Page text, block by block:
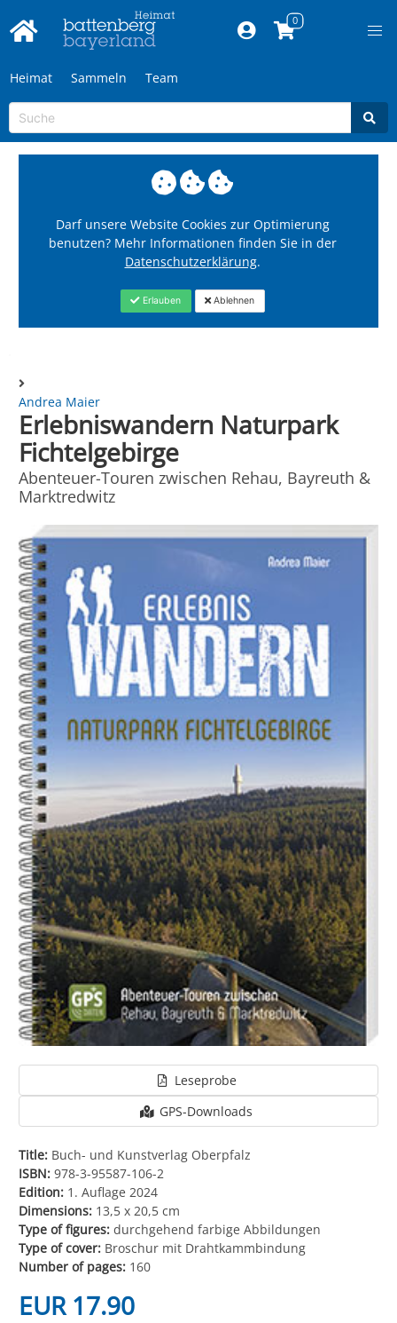
Heimat Sammeln Team
Darf unsere Website Cookies zur Optimierung
benutzen? Mehr Informationen finden Sie in der
Datenschutzerklärung.
Erlauben Ablehnen
Andrea Maier
Erlebniswandern Naturpark
Fichtelgebirge
Abenteuer-Touren zwischen Rehau, Bayreuth &
Marktredwitz
Leseprobe
GPS-Downloads
Title: Buch- und Kunstverlag Oberpfalz
ISBN: 978-3-95587-106-2
Edition: 1. Auflage 2024
Dimensions: 13,5 x 20,5 cm
Type of figures: durchgehend farbige Abbildungen
Type of cover: Broschur mit Drahtkammbindung
Number of pages: 160
EUR 17.90